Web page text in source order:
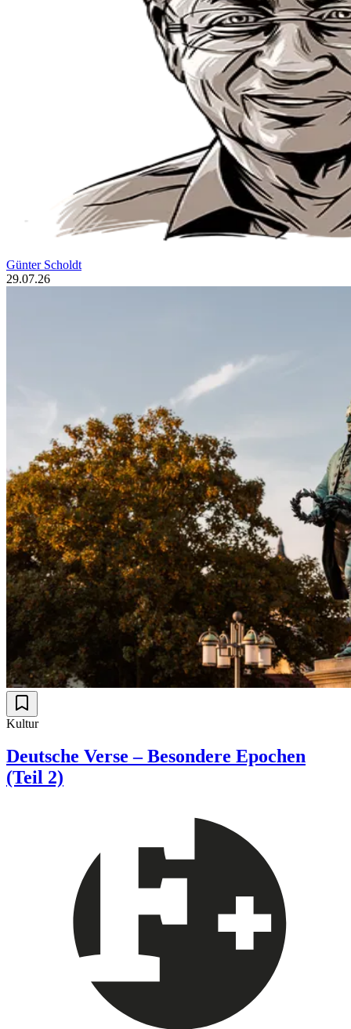
Günter Scholdt
29.07.26
Kultur
Deutsche Verse – Besondere Epochen
(Teil 2)